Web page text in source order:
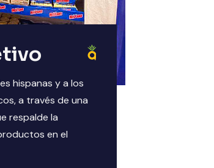
hispanas y a los
a través de una
respalde la
en el